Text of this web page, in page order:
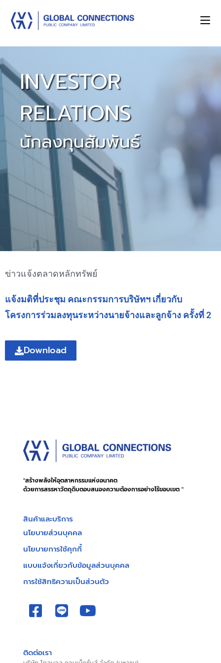
INVESTOR
RELATIONS
นักลงทุนสัมพันธ์
ข่าวแจ้งตลาดหลักทรัพย์
แจ้งมติที่ประชุม คณะกรรมการบริษัทฯ เกี่ยวกับ
โครงการร่วมลงทุนระหว่างนายจ้างและลูกจ้าง ครั้งที่ 2
Download
"สร้างพลังให้อุตสาหกรรมแห่งอนาคต
ด้วยการสรรหาวัตถุดิบตอบสนองความต้องการอย่างไร้ขอบเขต "
สินค้าและบริการ
นโยบายส่วนบุคคล
นโยบายการใช้คุกกี้
แบบแจ้งเกี่ยวกับข้อมูลส่วนบุคคล
การใช้สิทธิความเป็นส่วนตัว
ติดต่อเรา